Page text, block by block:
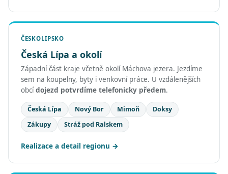
ČESKOLIPSKO
Česká Lípa a okolí
Západní část kraje včetně okolí Máchova jezera. Jezdíme
sem na koupelny, byty i venkovní práce. U vzdálenějších
obcídojezd potvrdíme telefonicky předem.
Česká Lípa Nový Bor Mimoň
Doksy
Zákupy
Stráž pod Ralskem
Realizace a detail regionu